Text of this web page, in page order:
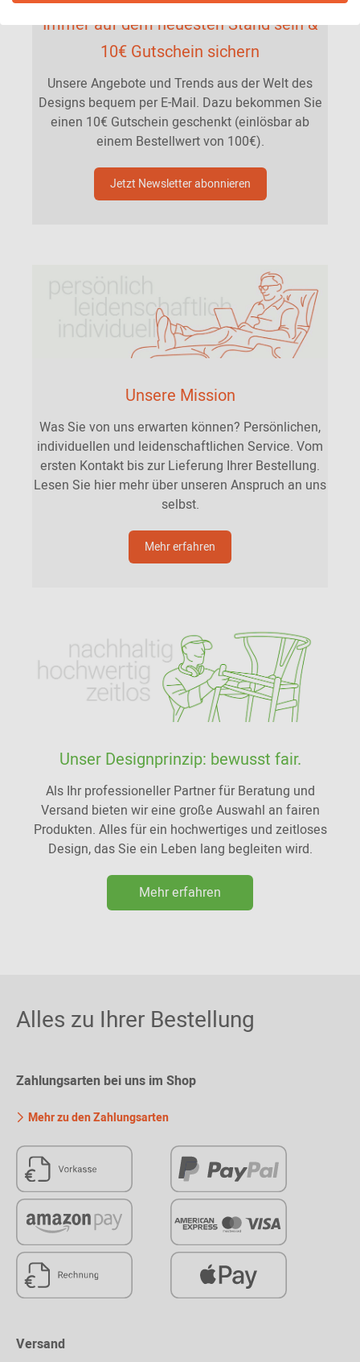
Immer auf dem neuesten Stand sein &
10€ Gutschein sichern
Unsere Angebote und Trends aus der Welt des
Designs bequem per E-Mail. Dazu bekommen Sie
einen 10€ Gutschein geschenkt (einlösbar ab
einem Bestellwert von 100€).
Jetzt Newsletter abonnieren
Unsere Mission
Was Sie von uns erwarten können? Persönlichen,
individuellen und leidenschaftlichen Service. Vom
ersten Kontakt bis zur Lieferung Ihrer Bestellung.
Lesen Sie hier mehr über unseren Anspruch an uns
selbst.
Mehr erfahren
Unser Designprinzip: bewusst fair.
Als Ihr professioneller Partner für Beratung und
Versand bieten wir eine große Auswahl an fairen
Produkten. Alles für ein hochwertiges und zeitloses
Design, das Sie ein Leben lang begleiten wird.
Mehr erfahren
Alles zu Ihrer Bestellung
Zahlungsarten bei uns im Shop
Mehr zu den Zahlungsarten
Versand